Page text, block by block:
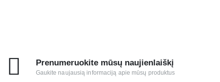
Prenumeruokite mūsų naujienlaiškį
Gaukite naujausią informaciją apie mūsų produktus